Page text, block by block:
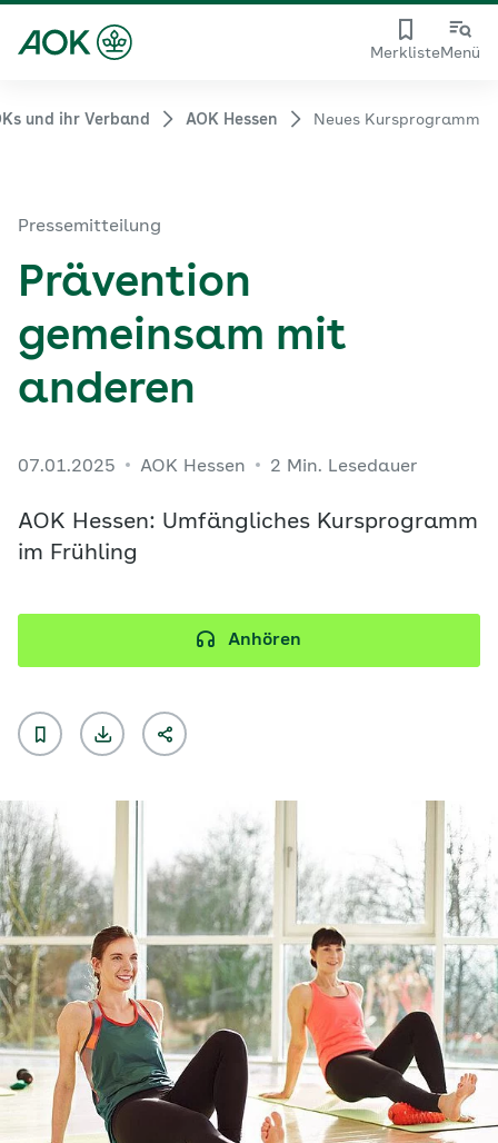
MerklisteMenü
und ihr Verband AOK Hessen Neues Kursprogramm
Pressemitteilung
Prävention
gemeinsam mit
anderen
07.01.2025 AOK Hessen 2 Min. Lesedauer
AOK Hessen: Umfängliches Kursprogramm
im Frühling
Anhören